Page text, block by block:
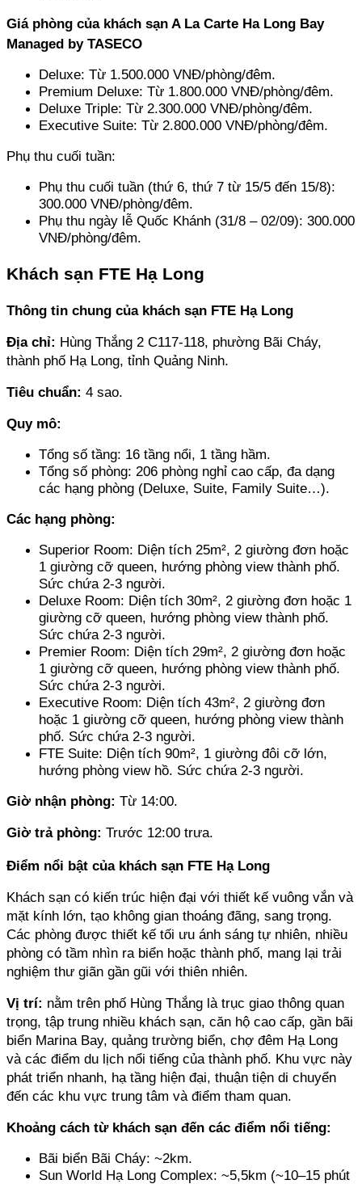
Giá phòng của khách sạn A La Carte Ha Long Bay
Managed by TASECO
Deluxe: Từ 1.500.000 VNĐ/phòng/đêm.
Premium Deluxe: Từ 1.800.000 VNĐ/phòng/đêm.
Deluxe Triple: Từ 2.300.000 VNĐ/phòng/đêm.
Executive Suite: Từ 2.800.000 VNĐ/phòng/đêm.
Phụ thu cuối tuần:
Phụ thu cuối tuần (thứ 6, thứ 7 từ 15/5 đến 15/8):
300.000 VNĐ/phòng/đêm.
Phụ thu ngày lễ Quốc Khánh (31/8 – 02/09): 300.000
VNĐ/phòng/đêm.
Khách sạn FTE Hạ Long
Thông tin chung của khách sạn FTE Hạ Long
Địa chỉ: Hùng Thắng 2 C117-118, phường Bãi Cháy,
thành phố Hạ Long, tỉnh Quảng Ninh.
Tiêu chuẩn: 4 sao.
Quy mô:
Tổng số tầng: 16 tầng nổi, 1 tầng hầm.
Tổng số phòng: 206 phòng nghỉ cao cấp, đa dạng
các hạng phòng (Deluxe, Suite, Family Suite…).
Các hạng phòng:
Superior Room: Diện tích 25m², 2 giường đơn hoặc
1 giường cỡ queen, hướng phòng view thành phố.
Sức chứa 2-3 người.
Deluxe Room: Diện tích 30m², 2 giường đơn hoặc 1
giường cỡ queen, hướng phòng view thành phố.
Sức chứa 2-3 người.
Premier Room: Diện tích 29m², 2 giường đơn hoặc
1 giường cỡ queen, hướng phòng view thành phố.
Sức chứa 2-3 người.
Executive Room: Diện tích 43m², 2 giường đơn
hoặc 1 giường cỡ queen, hướng phòng view thành
phố. Sức chứa 2-3 người.
FTE Suite: Diện tích 90m², 1 giường đôi cỡ lớn,
hướng phòng view hồ. Sức chứa 2-3 người.
Giờ nhận phòng: Từ 14:00.
Giờ trả phòng: Trước 12:00 trưa.
Điểm nổi bật của khách sạn FTE Hạ Long
Khách sạn có kiến trúc hiện đại với thiết kế vuông vắn và
mặt kính lớn, tạo không gian thoáng đãng, sang trọng.
Các phòng được thiết kế tối ưu ánh sáng tự nhiên, nhiều
phòng có tầm nhìn ra biển hoặc thành phố, mang lại trải
nghiệm thư giãn gần gũi với thiên nhiên.
Vị trí: nằm trên phố Hùng Thắng là trục giao thông quan
trọng, tập trung nhiều khách sạn, căn hộ cao cấp, gần bãi
biển Marina Bay, quảng trường biển, chợ đêm Hạ Long
và các điểm du lịch nổi tiếng của thành phố. Khu vực này
phát triển nhanh, hạ tầng hiện đại, thuận tiện di chuyển
đến các khu vực trung tâm và điểm tham quan.
Khoảng cách từ khách sạn đến các điểm nổi tiếng:
Bãi biển Bãi Cháy: ~2km.
Sun World Hạ Long Complex: ~5,5km (~10–15 phút